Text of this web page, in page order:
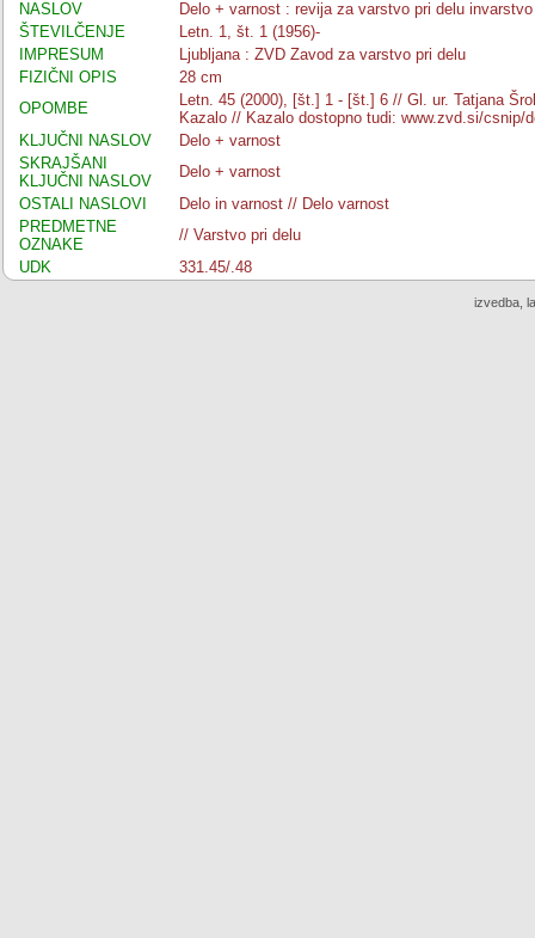
NASLOV
Delo + varnost : revija za varstvo pri delu
ŠTEVILČENJE
Letn. 1, št. 1 (1956)-
IMPRESUM
Ljubljana : ZVD Zavod za varstvo pri delu
FIZIČNI OPIS
28 cm
OPOMBE
Letn. 45 (2000), [št.] 1 - [št.] 6 // Gl. ur. Tatjana
Kazalo // Kazalo dostopno tudi: www.zvd.si/csnip/
KLJUČNI NASLOV
Delo + varnost
SKRAJŠANI
KLJUČNI NASLOV
Delo + varnost
OSTALI NASLOVI
Delo in varnost // Delo varnost
PREDMETNE
OZNAKE
// Varstvo pri delu
UDK
331.45/.48
izvedba,